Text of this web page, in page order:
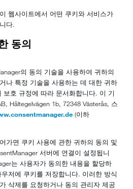
웹사이트에서 어떤 쿠키와 서비스가
다.
동의
의 동의 기술을 사용하여 귀하의
나 특정 기술을 사용하는 데 대한 귀하
보호 규정에 따라 문서화합니다. 이 기
Håltegelvägen 1b, 72348 Västerås, 스
(이하
가면 쿠키 사용에 관한 귀하의 동의 및
서버에 연결이 설정됩니
는 사용자가 동의한 내용을 할당하
저에 쿠키를 저장합니다. 이러한 방식
삭제를 요청하거나 동의 관리자 제공